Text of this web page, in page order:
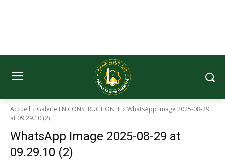
Accueil Galerie EN CONSTRUCTION !!!
WhatsApp Image 2025-08-29
at 09.29.10 (2)
WhatsApp Image 2025-08-29 at
09.29.10 (2)